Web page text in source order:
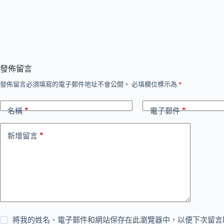
發佈留言
發佈留言必須填寫的電子郵件地址不會公開。 必填欄位標示為 *
名稱* 電子郵件*
新增留言 *
將我的姓名、電子郵件和網站保存在此瀏覽器中，以便下次留言